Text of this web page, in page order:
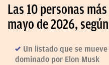
Las 10 personas
mayo de 2026,
Un listado que se
dominado por Elon Musk